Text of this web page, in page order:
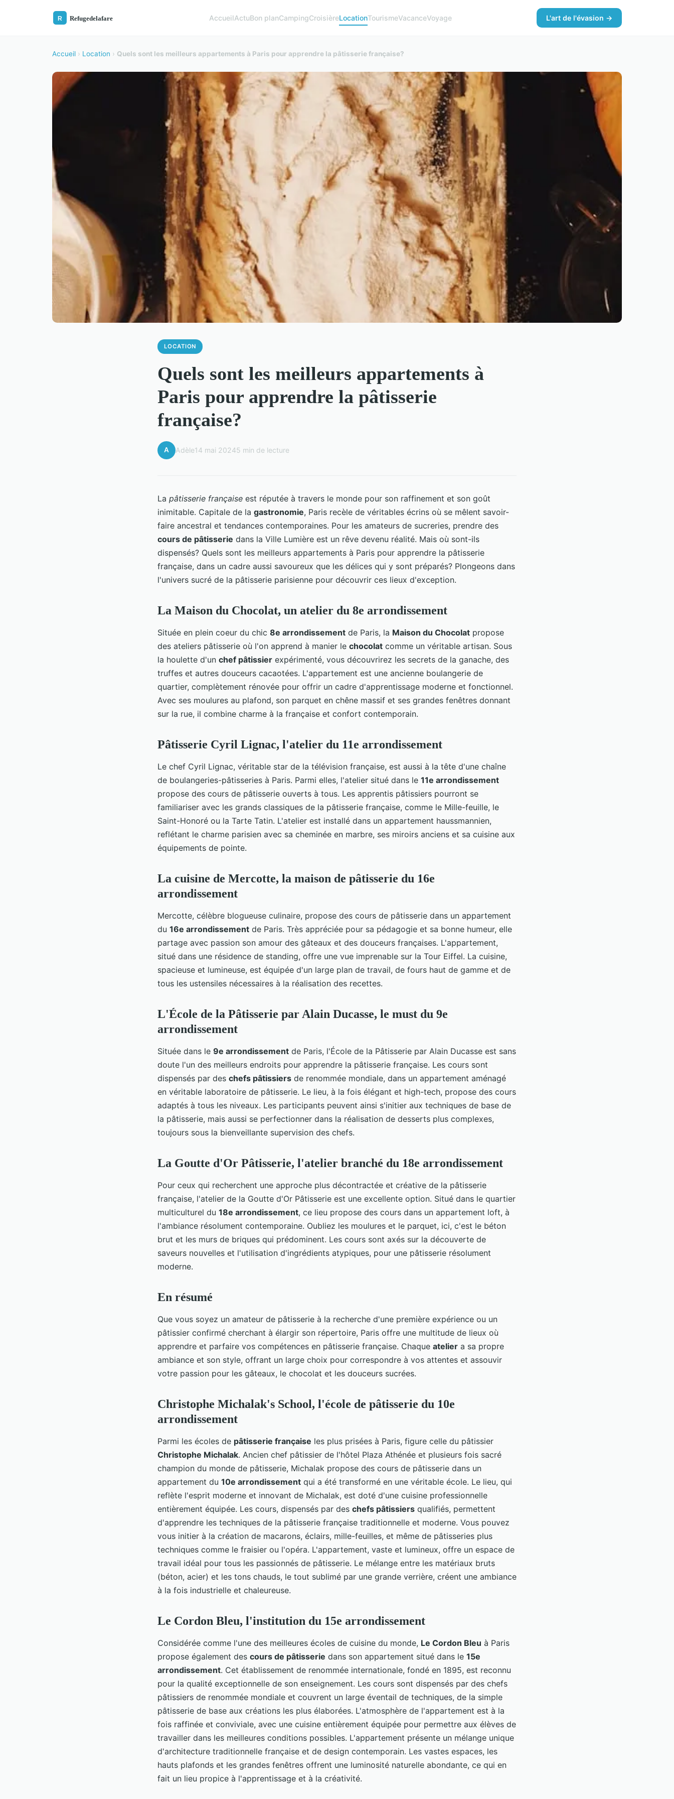
AccueilActuBon planCampingCroisièreLocationTourismeVacanceVoyage L'art de l'évasion →
Accueil › Location › Quels sont les meilleurs appartements à Paris pour apprendre la pâtisserie française?
LOCATION
Quels sont les meilleurs appartements à
Paris pour apprendre la pâtisserie
française?
A Adèle14 mai 20245 min de lecture
La pâtisserie française est réputée à travers le monde pour son raffinement et son goût
inimitable. Capitale de la gastronomie, Paris recèle de véritables écrins où se mêlent savoir-
faire ancestral et tendances contemporaines. Pour les amateurs de sucreries, prendre des
cours de pâtisserie dans la Ville Lumière est un rêve devenu réalité. Mais où sont-ils
dispensés? Quels sont les meilleurs appartements à Paris pour apprendre la pâtisserie
française, dans un cadre aussi savoureux que les délices qui y sont préparés? Plongeons dans
l'univers sucré de la pâtisserie parisienne pour découvrir ces lieux d'exception.
La Maison du Chocolat, un atelier du 8e arrondissement
Située en plein coeur du chic 8e arrondissement de Paris, la Maison du Chocolat propose
des ateliers pâtisserie où l'on apprend à manier le chocolat comme un véritable artisan. Sous
la houlette d'un chef pâtissier expérimenté, vous découvrirez les secrets de la ganache, des
truffes et autres douceurs cacaotées. L'appartement est une ancienne boulangerie de
quartier, complètement rénovée pour offrir un cadre d'apprentissage moderne et fonctionnel.
Avec ses moulures au plafond, son parquet en chêne massif et ses grandes fenêtres donnant
sur la rue, il combine charme à la française et confort contemporain.
Pâtisserie Cyril Lignac, l'atelier du 11e arrondissement
Le chef Cyril Lignac, véritable star de la télévision française, est aussi à la tête d'une chaîne
de boulangeries-pâtisseries à Paris. Parmi elles, l'atelier situé dans le 11e arrondissement
propose des cours de pâtisserie ouverts à tous. Les apprentis pâtissiers pourront se
familiariser avec les grands classiques de la pâtisserie française, comme le Mille-feuille, le
Saint-Honoré ou la Tarte Tatin. L'atelier est installé dans un appartement haussmannien,
reflétant le charme parisien avec sa cheminée en marbre, ses miroirs anciens et sa cuisine aux
équipements de pointe.
La cuisine de Mercotte, la maison de pâtisserie du 16e
arrondissement
Mercotte, célèbre blogueuse culinaire, propose des cours de pâtisserie dans un appartement
du 16e arrondissement de Paris. Très appréciée pour sa pédagogie et sa bonne humeur, elle
partage avec passion son amour des gâteaux et des douceurs françaises. L'appartement,
situé dans une résidence de standing, offre une vue imprenable sur la Tour Eiffel. La cuisine,
spacieuse et lumineuse, est équipée d'un large plan de travail, de fours haut de gamme et de
tous les ustensiles nécessaires à la réalisation des recettes.
L'École de la Pâtisserie par Alain Ducasse, le must du 9e
arrondissement
Située dans le 9e arrondissement de Paris, l'École de la Pâtisserie par Alain Ducasse est sans
doute l'un des meilleurs endroits pour apprendre la pâtisserie française. Les cours sont
dispensés par des chefs pâtissiers de renommée mondiale, dans un appartement aménagé
en véritable laboratoire de pâtisserie. Le lieu, à la fois élégant et high-tech, propose des cours
adaptés à tous les niveaux. Les participants peuvent ainsi s'initier aux techniques de base de
la pâtisserie, mais aussi se perfectionner dans la réalisation de desserts plus complexes,
toujours sous la bienveillante supervision des chefs.
La Goutte d'Or Pâtisserie, l'atelier branché du 18e arrondissement
Pour ceux qui recherchent une approche plus décontractée et créative de la pâtisserie
française, l'atelier de la Goutte d'Or Pâtisserie est une excellente option. Situé dans le quartier
multiculturel du 18e arrondissement, ce lieu propose des cours dans un appartement loft, à
l'ambiance résolument contemporaine. Oubliez les moulures et le parquet, ici, c'est le béton
brut et les murs de briques qui prédominent. Les cours sont axés sur la découverte de
saveurs nouvelles et l'utilisation d'ingrédients atypiques, pour une pâtisserie résolument
moderne.
En résumé
Que vous soyez un amateur de pâtisserie à la recherche d'une première expérience ou un
pâtissier confirmé cherchant à élargir son répertoire, Paris offre une multitude de lieux où
apprendre et parfaire vos compétences en pâtisserie française. Chaque atelier a sa propre
ambiance et son style, offrant un large choix pour correspondre à vos attentes et assouvir
votre passion pour les gâteaux, le chocolat et les douceurs sucrées.
Christophe Michalak's School, l'école de pâtisserie du 10e
arrondissement
Parmi les écoles de pâtisserie française les plus prisées à Paris, figure celle du pâtissier
Christophe Michalak. Ancien chef pâtissier de l'hôtel Plaza Athénée et plusieurs fois sacré
champion du monde de pâtisserie, Michalak propose des cours de pâtisserie dans un
appartement du 10e arrondissement qui a été transformé en une véritable école. Le lieu, qui
reflète l'esprit moderne et innovant de Michalak, est doté d'une cuisine professionnelle
entièrement équipée. Les cours, dispensés par des chefs pâtissiers qualifiés, permettent
d'apprendre les techniques de la pâtisserie française traditionnelle et moderne. Vous pouvez
vous initier à la création de macarons, éclairs, mille-feuilles, et même de pâtisseries plus
techniques comme le fraisier ou l'opéra. L'appartement, vaste et lumineux, offre un espace de
travail idéal pour tous les passionnés de pâtisserie. Le mélange entre les matériaux bruts
(béton, acier) et les tons chauds, le tout sublimé par une grande verrière, créent une ambiance
à la fois industrielle et chaleureuse.
Le Cordon Bleu, l'institution du 15e arrondissement
Considérée comme l'une des meilleures écoles de cuisine du monde, Le Cordon Bleu à Paris
propose également des cours de pâtisserie dans son appartement situé dans le 15e
arrondissement. Cet établissement de renommée internationale, fondé en 1895, est reconnu
pour la qualité exceptionnelle de son enseignement. Les cours sont dispensés par des chefs
pâtissiers de renommée mondiale et couvrent un large éventail de techniques, de la simple
pâtisserie de base aux créations les plus élaborées. L'atmosphère de l'appartement est à la
fois raffinée et conviviale, avec une cuisine entièrement équipée pour permettre aux élèves de
travailler dans les meilleures conditions possibles. L'appartement présente un mélange unique
d'architecture traditionnelle française et de design contemporain. Les vastes espaces, les
hauts plafonds et les grandes fenêtres offrent une luminosité naturelle abondante, ce qui en
fait un lieu propice à l'apprentissage et à la créativité.